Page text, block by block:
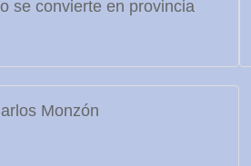
se convierte en provincia
Monzón